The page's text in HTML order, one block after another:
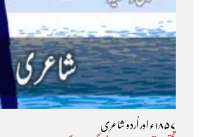
۱۸۵۷ء اور اُردو شاعری